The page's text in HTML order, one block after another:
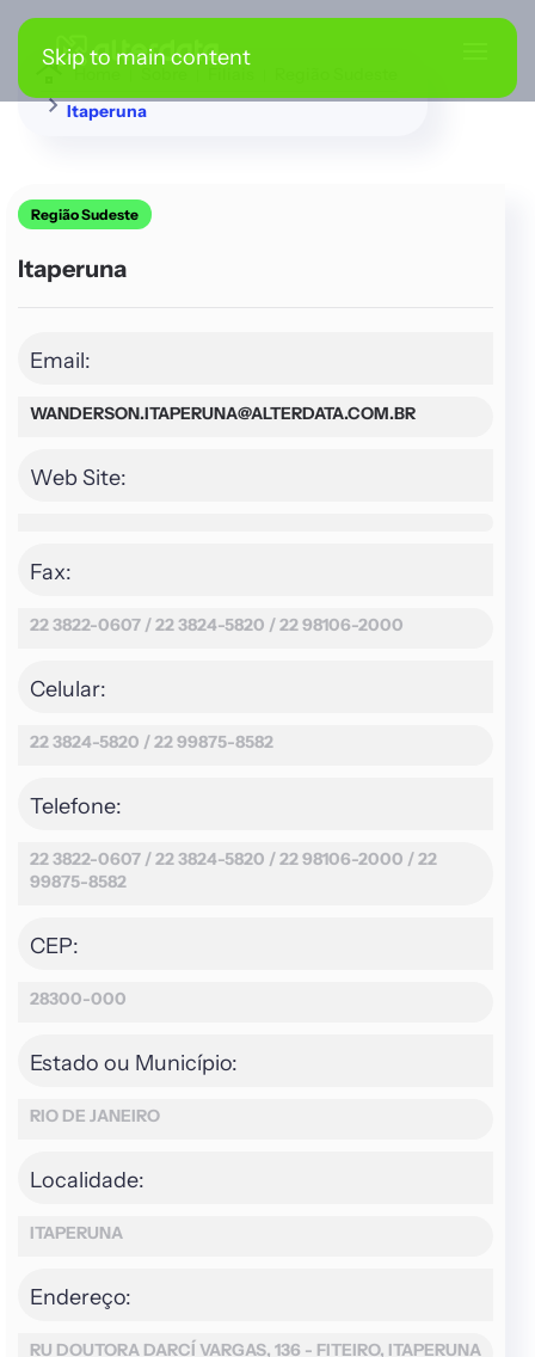
Skip to main content
Home
Itaperuna
Região Sudeste
Itaperuna
Email:
WANDERSON.ITAPERUNA@ALTERDATA.COM.BR
Web Site:
Fax:
22 3822-0607 / 22 3824-5820 / 22 98106-2000
Celular:
22 3824-5820 / 22 99875-8582
Telefone:
22 3822-0607 / 22 3824-5820 / 22 98106-2000 / 22
99875-8582
CEP:
28300-000
Estado ou Município:
RIO DE JANEIRO
Localidade:
ITAPERUNA
Endereço:
RU DOUTORA DARCÍ VARGAS, 136 - FITEIRO, ITAPERUNA